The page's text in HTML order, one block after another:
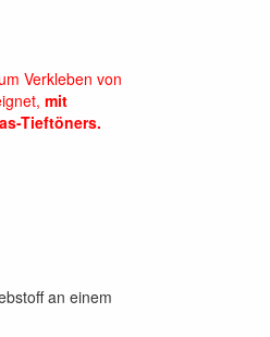
Verkleben von
mit
Tieftöners.
an einem